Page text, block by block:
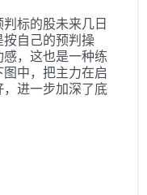
标的股未来几日
自己的预判操
，这也是一种练
中，把主力在启
进一步加深了底